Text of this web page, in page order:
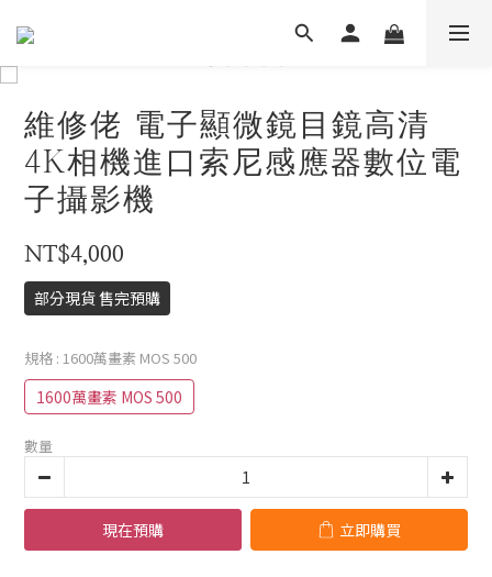
維修佬 電子顯微鏡目鏡高清
4K相機進口索尼感應器數位電
子攝影機
NT$4,000
部分現貨 售完預購
規格 : 1600萬畫素 MOS 500
1600萬畫素 MOS 500
數量
現在預購 立即購買